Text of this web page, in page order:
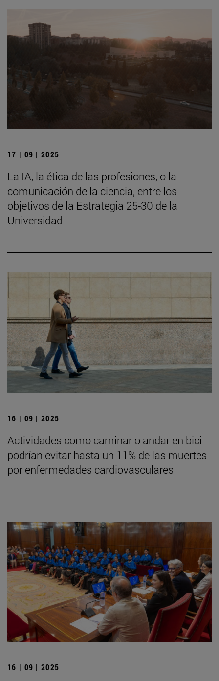
17 | 09 | 2025
La IA, la ética de las profesiones, o la
comunicación de la ciencia, entre los
objetivos de la Estrategia 25-30 de la
Universidad
16 | 09 | 2025
Actividades como caminar o andar en bici
podrían evitar hasta un 11% de las muertes
por enfermedades cardiovasculares
16 | 09 | 2025